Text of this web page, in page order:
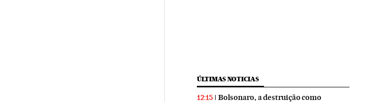
ÚLTIMAS NOTICIAS
12:15
Bolsonaro, a destruição como